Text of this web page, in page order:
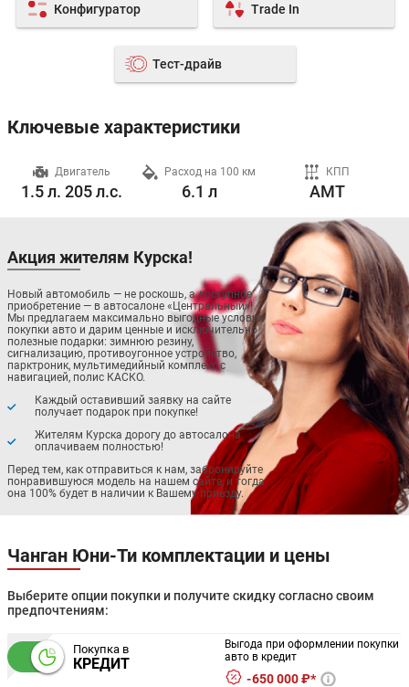
Конфигуратор Trade In
Тест-драйв
Ключевые характеристики
Двигатель
1.5 л. 205 л.с.
Расход на 100 км
6.1 л
КПП
AMT
Акция жителям Курска!
Новый автомобиль — не роскошь, а доступное
приобретение — в автосалоне «Центральный»!
Мы предлагаем максимально выгодные условия
покупки авто и дарим ценные и исключительно
полезные подарки: зимнюю резину,
сигнализацию, противоугонное устройство,
парктроник, мультимедийный комплекс с
навигацией, полис КАСКО.
Каждый оставивший заявку на сайте
получает подарок при покупке!
Жителям Курска дорогу до автосалона
оплачиваем полностью!
Перед тем, как отправиться к нам, забронируйте
понравившуюся модель на нашем сайте, и тогда
она 100% будет в наличии к Вашему приезду.
Чанган Юни-Ти комплектации и цены
Выберите опции покупки и получите скидку согласно своим
предпочтениям:
Покупка в
КРЕДИТ
Выгода при оформлении покупки
авто в кредит
650 000 ₽*